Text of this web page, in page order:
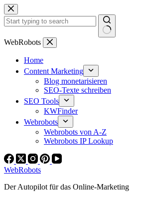
Zum
Inhalt
springen
Keine
WebRobots
Home
Content Marketing
Blog monetarisieren
SEO-Texte schreiben
SEO Tools
KWFinder
Webrobots
Webrobots von A-Z
Webrobots IP Lookup
WebRobots
Der Autopilot für das Online-Marketing